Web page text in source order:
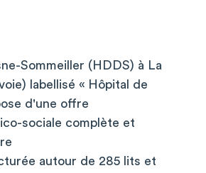
Sommeiller (HDDS) à La
labellisé « Hôpital de
d'une offre
sociale complète et
autour de 285 lits et